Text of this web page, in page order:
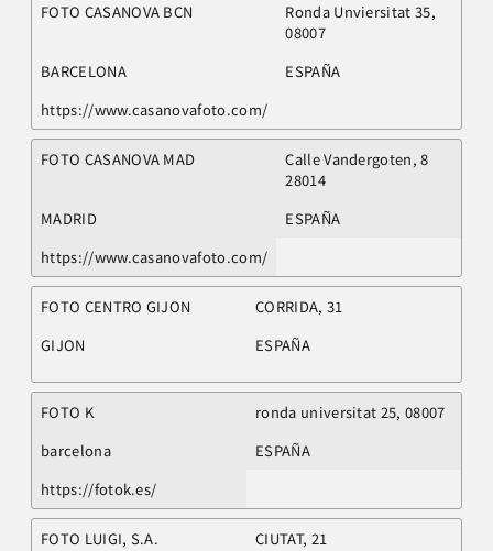
FOTO CASANOVA BCN
Ronda Unviersitat 35,
08007
BARCELONA
ESPAÑA
https://www.casanovafoto.com/
FOTO CASANOVA MAD
Calle Vandergoten, 8
28014
MADRID
ESPAÑA
https://www.casanovafoto.com/
FOTO CENTRO GIJON
CORRIDA, 31
GIJON
ESPAÑA
FOTO K
ronda universitat 25, 08007
barcelona
ESPAÑA
https://fotok.es/
FOTO LUIGI, S.A.
CIUTAT, 21